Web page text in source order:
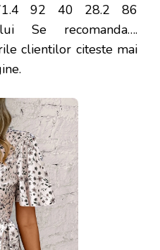
92 40 28.2 86
Se recomanda….
clientilor citeste mai